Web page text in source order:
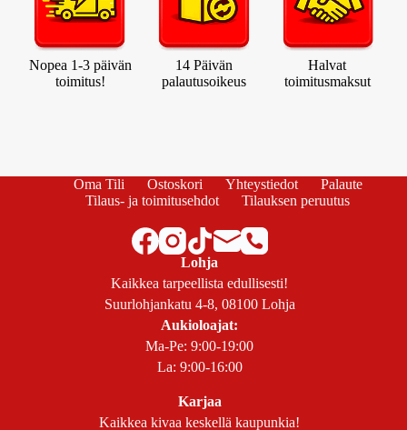
Nopea 1-3 päivän
toimitus!
14 Päivän
palautusoikeus
Halvat
toimitusmaksut
Oma Tili Ostoskori Yhteystiedot
Palaute
Tilaus- ja toimitusehdot
Tilauksen peruutus
Lohja
Kaikkea tarpeellista edullisesti!
Suurlohjankatu 4-8, 08100 Lohja
Aukioloajat:
Ma-Pe: 9:00-19:00
La: 9:00-16:00
Karjaa
Kaikkea kivaa keskellä kaupunkia!